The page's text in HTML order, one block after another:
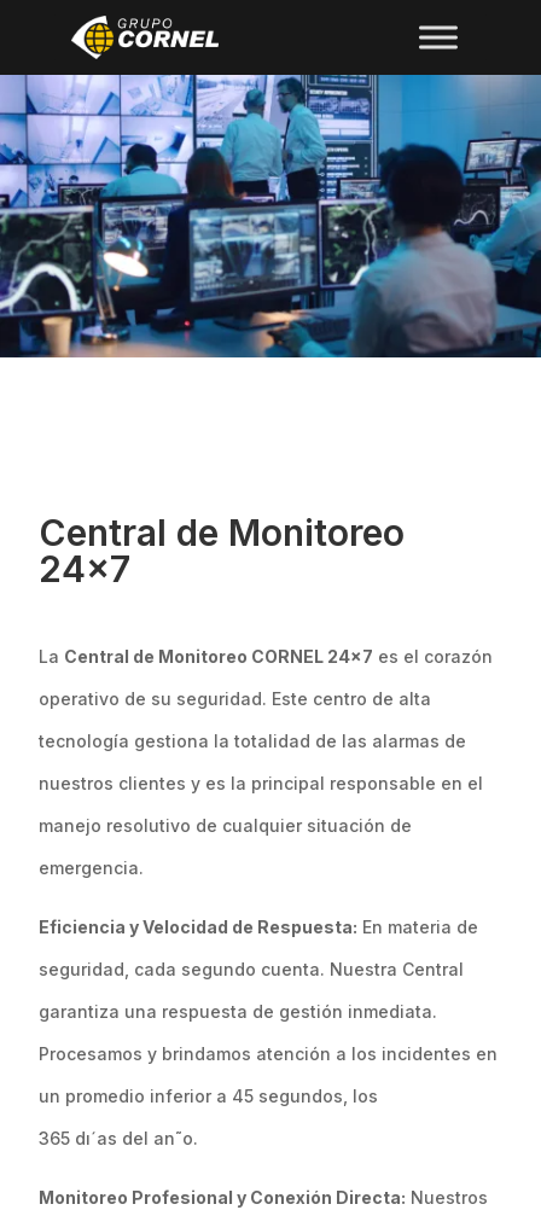
Central de Monitoreo
24×7
La Central de Monitoreo CORNEL 24×7 es el corazón
operativo de su seguridad. Este centro de alta
tecnología gestiona la totalidad de las alarmas de
nuestros clientes y es la principal responsable en el
manejo resolutivo de cualquier situación de
emergencia.
Eficiencia y Velocidad de Respuesta: En materia de
seguridad, cada segundo cuenta. Nuestra Central
garantiza una respuesta de gestión inmediata.
Procesamos y brindamos atención a los incidentes en
un promedio inferior a 45 segundos , los
365 dıˊas del an˜o.
Monitoreo Profesional y Conexión Directa: Nuestros